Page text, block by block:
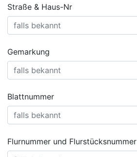
Straße & Haus-Nr
Gemarkung
Blattnummer
Flurnummer und Flurstücksnummer